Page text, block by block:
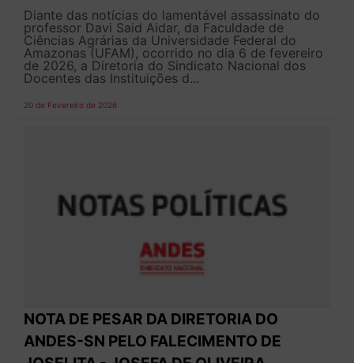
Diante das notícias do lamentável assassinato do
professor Davi Said Aidar, da Faculdade de
Ciências Agrárias da Universidade Federal do
Amazonas (UFAM), ocorrido no dia 6 de fevereiro
de 2026, a Diretoria do Sindicato Nacional dos
Docentes das Instituições d...
20 de Fevereiro de 2026
NOTA DE PESAR DA DIRETORIA DO
ANDES-SN PELO FALECIMENTO DE